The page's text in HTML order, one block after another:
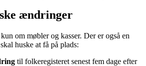
ændringer
om møbler og kasser. Der er også en
huske at få på plads:
til folkeregisteret senest fem dage efter